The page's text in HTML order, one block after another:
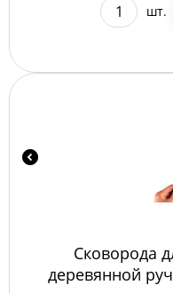
шт.
Сковорода
деревянной